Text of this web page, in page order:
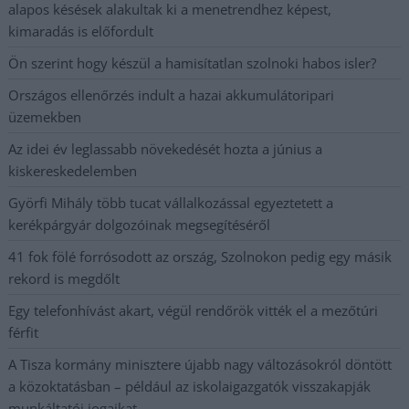
alapos késések alakultak ki a menetrendhez képest,
kimaradás is előfordult
Ön szerint hogy készül a hamisítatlan szolnoki habos isler?
Országos ellenőrzés indult a hazai akkumulátoripari
üzemekben
Az idei év leglassabb növekedését hozta a június a
kiskereskedelemben
Györfi Mihály több tucat vállalkozással egyeztetett a
kerékpárgyár dolgozóinak megsegítéséről
41 fok fölé forrósodott az ország, Szolnokon pedig egy másik
rekord is megdőlt
Egy telefonhívást akart, végül rendőrök vitték el a mezőtúri
férfit
A Tisza kormány minisztere újabb nagy változásokról döntött
a közoktatásban – például az iskolaigazgatók visszakapják